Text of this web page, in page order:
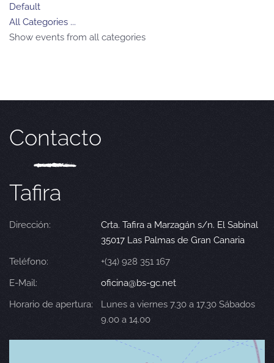
Default
All Categories ...
Show events from all categories
Contacto
Tafira
Dirección:
Crta. Tafira a Marzagán s/n. El Sabinal
35017 Las Palmas de Gran Canaria
Teléfono:
+(34) 928 351 167
E-Mail:
oficina@bs-gc.net
Horario de apertura:
Lunes a viernes 7.30 a 17.30 Sábados
9.00 a 14.00